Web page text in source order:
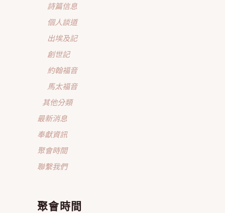
詩篇信息
個人談道
出埃及記
創世記
約翰福音
馬太福音
其他分類
最新消息
奉獻資訊
聚會時間
聯繫我們
聚會時間